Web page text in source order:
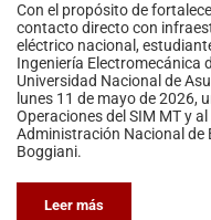
Con el propósito de
contacto directo con
eléctrico nacional,
Ingeniería Electromecánica
Universidad Nacional de
lunes 11 de mayo de 2026,
Operaciones del SIM MT y
Administración Nacional de
Boggiani.
Leer más